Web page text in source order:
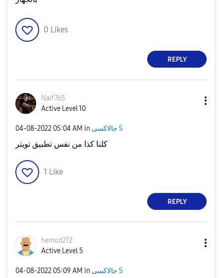
0 Likes
REPLY
Naif765
Active Level 10
‎04-08-2022 05:04 AM in جالاكسى S
كلنا كذا من نفس تطبيق تويتر
1 Like
REPLY
hemod212
Active Level 5
‎04-08-2022 05:09 AM in جالاكسى S